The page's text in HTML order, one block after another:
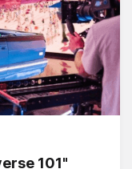
101"